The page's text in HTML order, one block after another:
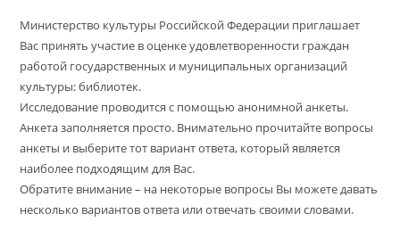
Министерство культуры Российской Федерации приглашает
Вас принять участие в оценке удовлетворенности граждан
работой государственных и муниципальных организаций
культуры: библиотек.
Исследование проводится с помощью анонимной анкеты.
Анкета заполняется просто. Внимательно прочитайте вопросы
анкеты и выберите тот вариант ответа, который является
наиболее подходящим для Вас.
Обратите внимание – на некоторые вопросы Вы можете давать
несколько вариантов ответа или отвечать своими словами.